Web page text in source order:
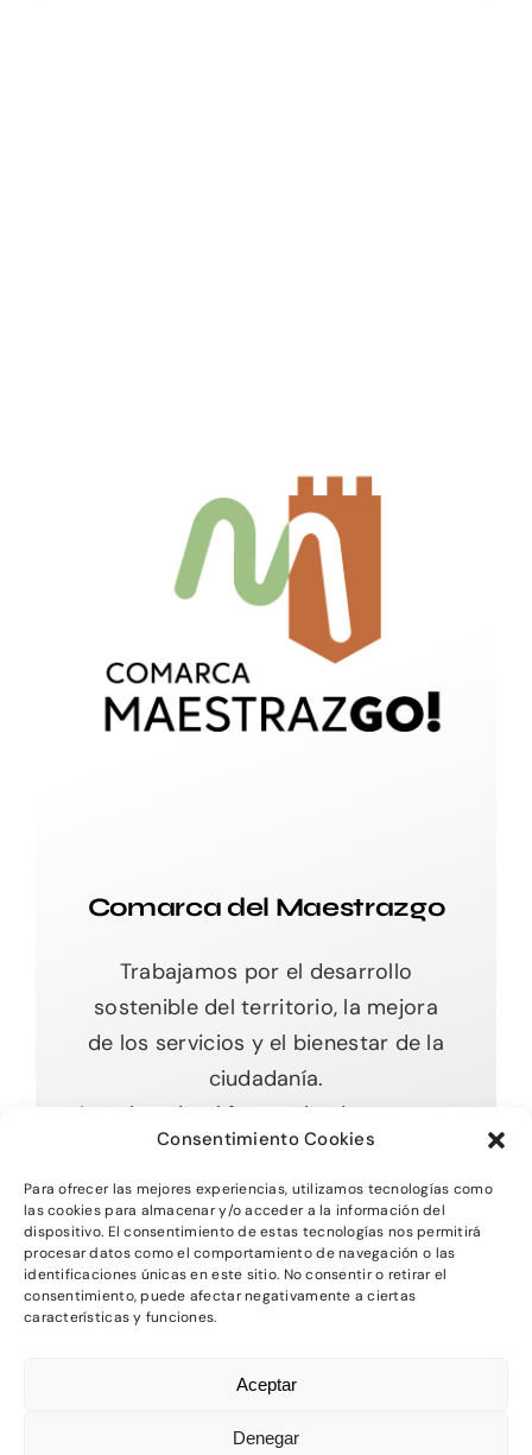
Consentimiento Cookies
Para ofrecer las mejores experiencias, utilizamos tecnologías como
las cookies para almacenar y/o acceder a la información del
dispositivo. El consentimiento de estas tecnologías nos permitirá
procesar datos como el comportamiento de navegación o las
identificaciones únicas en este sitio. No consentir o retirar el
consentimiento, puede afectar negativamente a ciertas
características y funciones.
Aceptar
Denegar
Comarca del Maestrazgo
Trabajamos por el desarrollo
sostenible del territorio, la mejora
de los servicios y el bienestar de la
ciudadanía.
Impulsando el futuro desde nuestras
raíces.
Toggle
Navigation
Inicio
Aviso Legal-Política de Privacidad